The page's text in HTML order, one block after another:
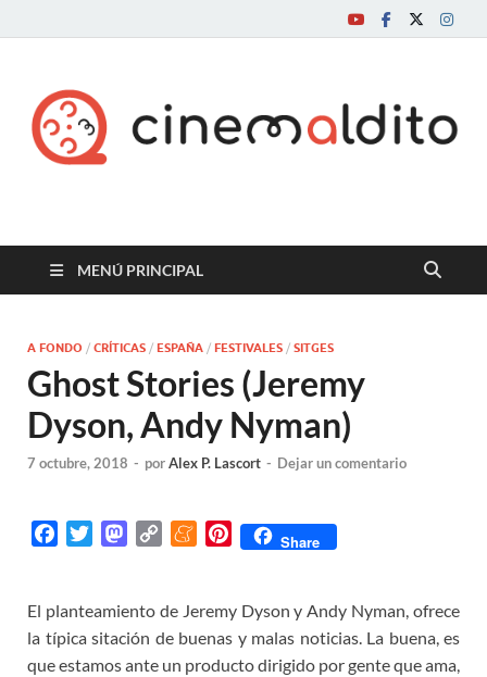
Cine maldito
MENÚ PRINCIPAL
A FONDO / CRÍTICAS / ESPAÑA / FESTIVALES / SITGES
Ghost Stories (Jeremy
Dyson, Andy Nyman)
7 octubre, 2018 - porAlex P. Lascort - Dejar un comentario
e
b
o
t
t
e
M
t
o
d
y
L
i
M
e
a
m
P
t
e
r
Share
El planteamiento de Jeremy Dyson y Andy Nyman, ofrece
la típica sitación de buenas y malas noticias. La buena, es
que estamos ante un producto dirigido por gente que ama,